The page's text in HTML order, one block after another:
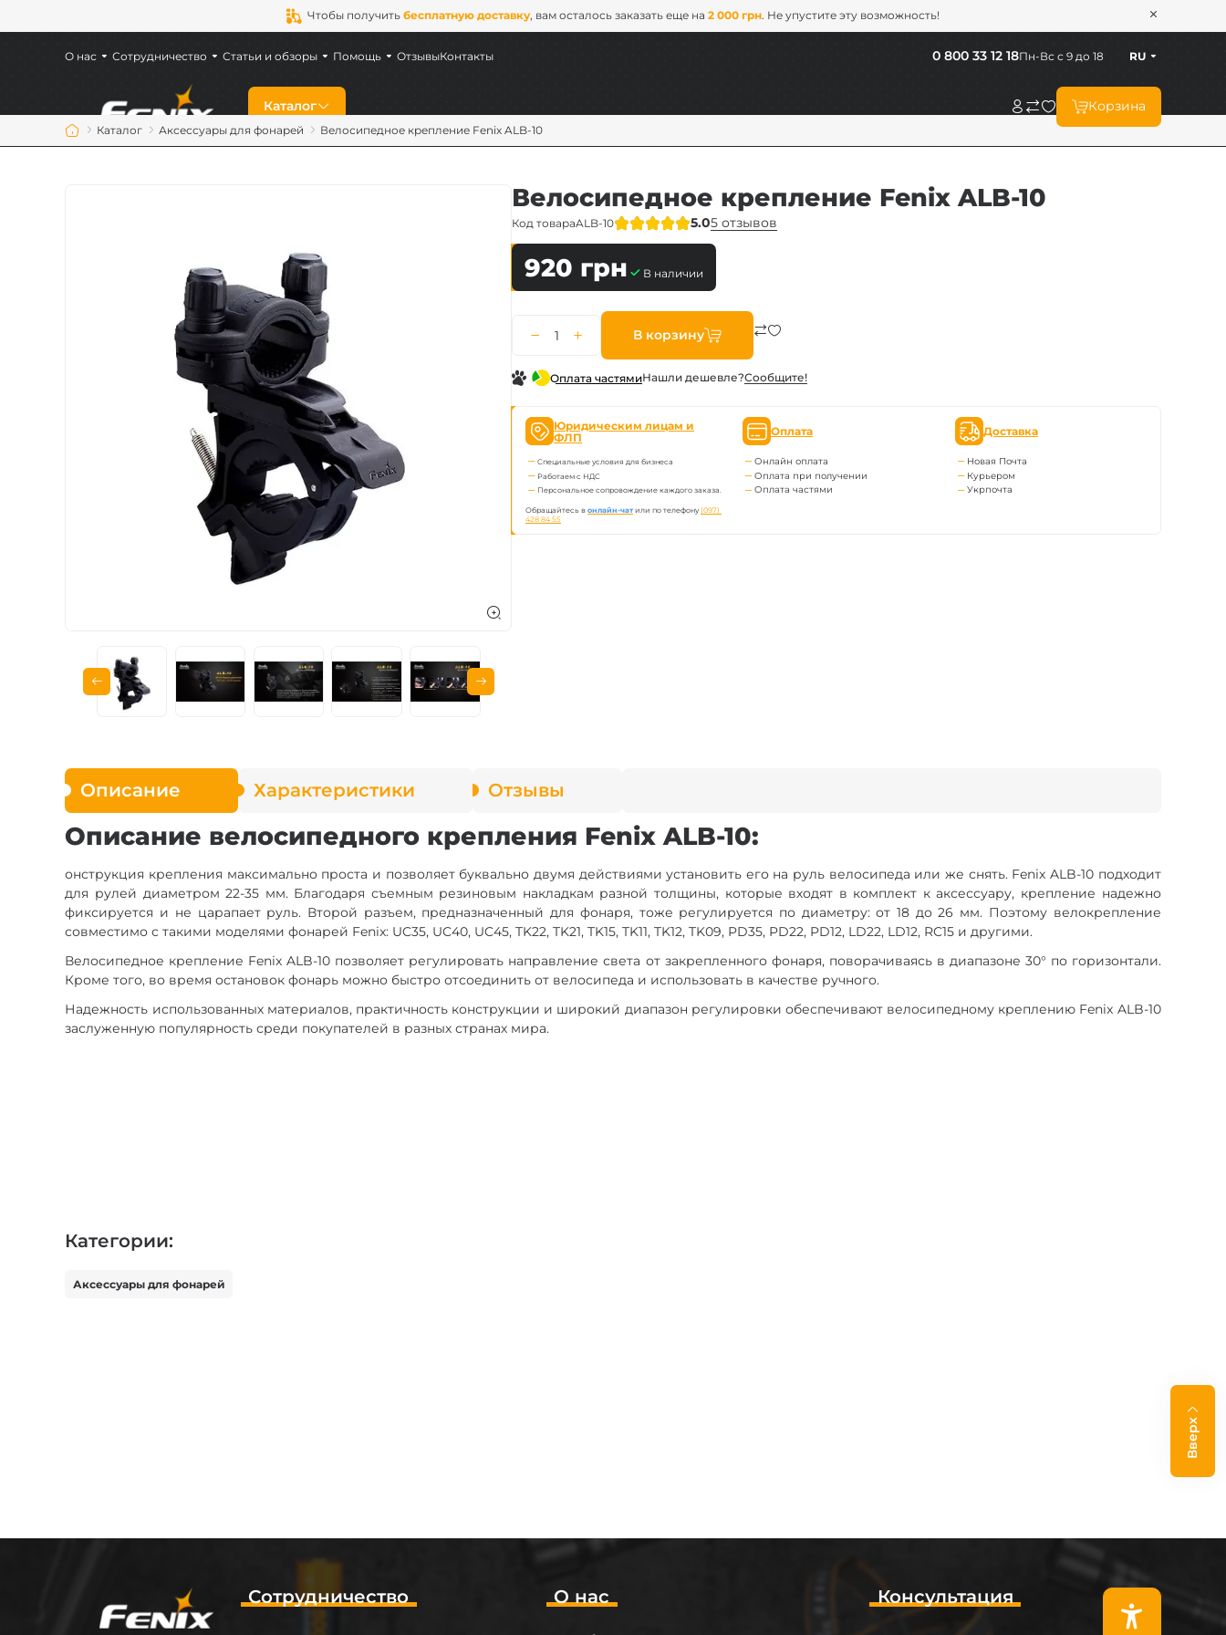
Чтобы получить бесплатную доставку, вам осталось заказать еще на 2 000 грн. Не упустите эту возможность!
Каталог
Фонари Fenix
Фонари для военных
Аккумуляторы Fenix
Зарядные устройства Fenix
Аксессуары для фонарей
Корзина
Пн-Вс с 9 до 18
0 800 33 12 18 RU
О нас Сотрудничество Статьи и обзоры Помощь ОтзывыКонтакты
Каталог Аксессуары для фонарей Велосипедное крепление Fenix ALB-10
Велосипедное крепление Fenix ALB-10
Код товараALB-10 5.05 отзывов
920 грн В наличии
В корзину
Оплата частямиНашли дешевле?Сообщите!
Юридическим лицам и
ФЛП
Специальные условия для бизнеса
Работаем с НДС
Персональное сопровождение каждого заказа.
Обращайтесь вонлайн-чатили по телефону(097)
428 84 55
Оплата
Онлайн оплата
Оплата при получении
Оплата частями
Доставка
Новая Почта
Курьером
Укрпочта
Описание Характеристики Отзывы
Описание велосипедного крепления Fenix ALB-10:
онструкция крепления максимально проста и позволяет буквально двумя действиями установить его на руль велосипеда или же снять. Fenix ALB-10 подходит
для рулей диаметром 22-35 мм. Благодаря съемным резиновым накладкам разной толщины, которые входят в комплект к аксессуару, крепление надежно
фиксируется и не царапает руль. Второй разъем, предназначенный для фонаря, тоже регулируется по диаметру: от 18 до 26 мм. Поэтому велокрепление
совместимо с такими моделями фонарей Fenix: UC35, UC40, UC45, TK22, TK21, TK15, TK11, TK12, TK09, PD35, PD22, PD12, LD22, LD12, RC15 и другими.
Велосипедное крепление Fenix ALB-10 позволяет регулировать направление света от закрепленного фонаря, поворачиваясь в диапазоне 30° по горизонтали.
Кроме того, во время остановок фонарь можно быстро отсоединить от велосипеда и использовать в качестве ручного.
Надежность использованных материалов, практичность конструкции и широкий диапазон регулировки обеспечивают велосипедному креплению Fenix ALB-10
заслуженную популярность среди покупателей в разных странах мира.
Категории:
Аксессуары для фонарей
Вверх
О нас
Сотрудничество Консультация